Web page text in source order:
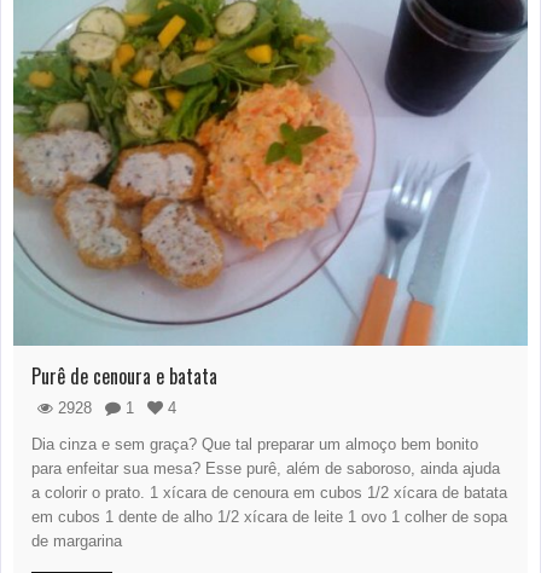
Purê de cenoura e batata
2928 1
4
Dia cinza e sem graça? Que tal preparar um almoço bem bonito
para enfeitar sua mesa? Esse purê, além de saboroso, ainda ajuda
a colorir o prato. 1 xícara de cenoura em cubos 1/2 xícara de batata
em cubos 1 dente de alho 1/2 xícara de leite 1 ovo 1 colher de sopa
de margarina